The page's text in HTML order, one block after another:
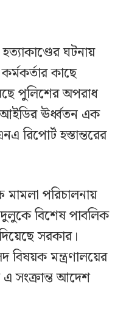
ঘটনায়
কাছে
পুলিশের অপরাধ
ঊর্ধ্বতন এক
রিপোর্ট হস্তান্তরের
মামলা পরিচালনায়
বিশেষ পাবলিক
সরকার।
বিষয়ক মন্ত্রণালয়ের
সংক্রান্ত আদেশ